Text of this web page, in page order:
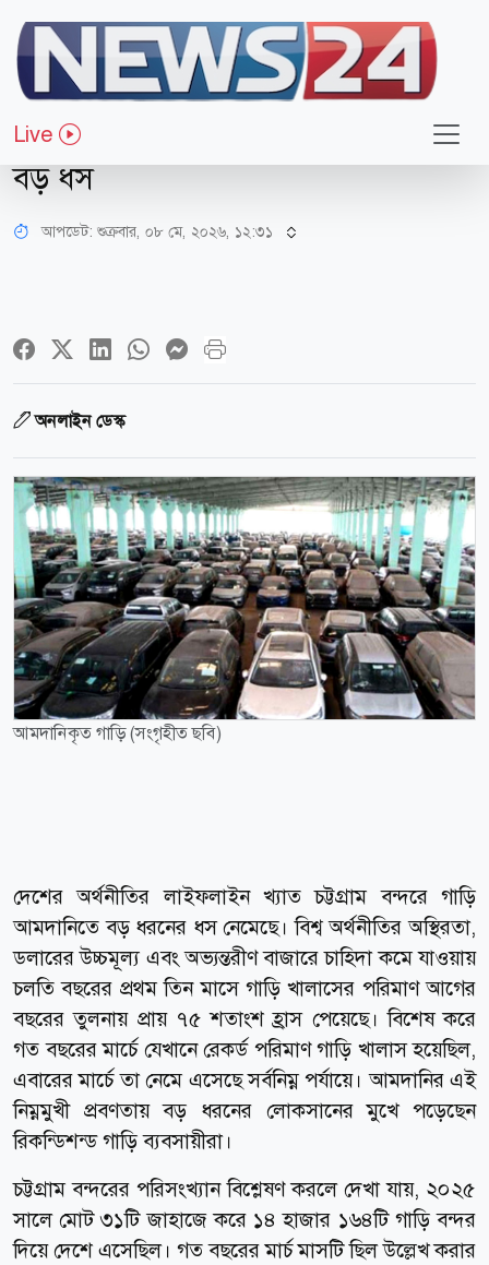
Live
অর্থ-বাণিজ্য
চট্টগ্রাম বন্দর
খালাস কমেছে ৭৫%, গাড়ি আমদানিতে
বড় ধস
আপডেট: শুক্রবার, ০৮ মে, ২০২৬, ১২:৩১
অনলাইন ডেস্ক
আমদানিকৃত গাড়ি (সংগৃহীত ছবি)
দেশের অর্থনীতির লাইফলাইন খ্যাত চট্টগ্রাম বন্দরে গাড়ি
আমদানিতে বড় ধরনের ধস নেমেছে। বিশ্ব অর্থনীতির অস্থিরতা,
ডলারের উচ্চমূল্য এবং অভ্যন্তরীণ বাজারে চাহিদা কমে যাওয়ায়
চলতি বছরের প্রথম তিন মাসে গাড়ি খালাসের পরিমাণ আগের
বছরের তুলনায় প্রায় ৭৫ শতাংশ হ্রাস পেয়েছে। বিশেষ করে
গত বছরের মার্চে যেখানে রেকর্ড পরিমাণ গাড়ি খালাস হয়েছিল,
এবারের মার্চে তা নেমে এসেছে সর্বনিম্ন পর্যায়ে। আমদানির এই
নিম্নমুখী প্রবণতায় বড় ধরনের লোকসানের মুখে পড়েছেন
রিকন্ডিশন্ড গাড়ি ব্যবসায়ীরা।
চট্টগ্রাম বন্দরের পরিসংখ্যান বিশ্লেষণ করলে দেখা যায়, ২০২৫
সালে মোট ৩১টি জাহাজে করে ১৪ হাজার ১৬৪টি গাড়ি বন্দর
দিয়ে দেশে এসেছিল। গত বছরের মার্চ মাসটি ছিল উল্লেখ করার